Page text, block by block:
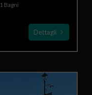
1 Bagni
Dettagli